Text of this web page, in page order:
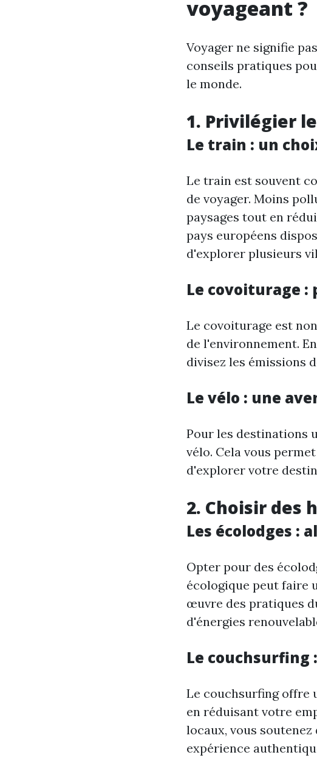
voyageant ?
Voyager ne signifie
conseils pratiques
le monde.
1. Privilégier
Le train : un
Le train est souvent
de voyager. Moins
paysages tout en
pays européens
d'explorer plusieurs
Le covoiturage
Le covoiturage est
de l'environnement.
divisez les émissions
Le vélo : une
Pour les destinations
vélo. Cela vous
d'explorer votre
2. Choisir des
Les écolodges :
Opter pour des
écologique peut faire
œuvre des pratiques
d'énergies
Le
Le couchsurfing offre
en réduisant votre
locaux, vous
expérience